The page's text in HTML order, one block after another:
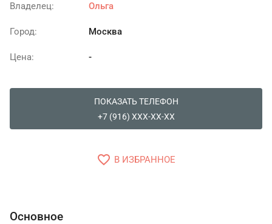
Владелец: Ольга
Город: Москва
Цена: -
ПОКАЗАТЬ ТЕЛЕФОН
+7 (916) XXX-XX-XX
favorite_border В ИЗБРАННОЕ
Основное